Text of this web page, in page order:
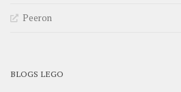
Peeron
BLOGS LEGO